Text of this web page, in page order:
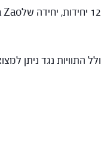
התוויות נגד ניתן